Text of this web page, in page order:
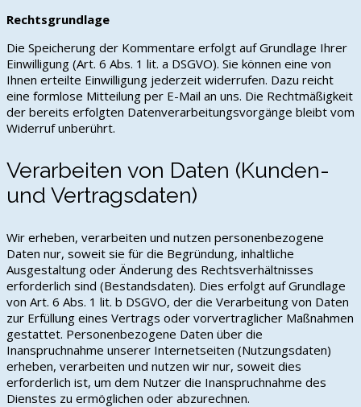
Rechtsgrundlage
Die Speicherung der Kommentare erfolgt auf Grundlage Ihrer
Einwilligung (Art. 6 Abs. 1 lit. a DSGVO). Sie können eine von
Ihnen erteilte Einwilligung jederzeit widerrufen. Dazu reicht
eine formlose Mitteilung per E-Mail an uns. Die Rechtmäßigkeit
der bereits erfolgten Datenverarbeitungsvorgänge bleibt vom
Widerruf unberührt.
Verarbeiten von Daten (Kunden-
und Vertragsdaten)
Wir erheben, verarbeiten und nutzen personenbezogene
Daten nur, soweit sie für die Begründung, inhaltliche
Ausgestaltung oder Änderung des Rechtsverhältnisses
erforderlich sind (Bestandsdaten). Dies erfolgt auf Grundlage
von Art. 6 Abs. 1 lit. b DSGVO, der die Verarbeitung von Daten
zur Erfüllung eines Vertrags oder vorvertraglicher Maßnahmen
gestattet. Personenbezogene Daten über die
Inanspruchnahme unserer Internetseiten (Nutzungsdaten)
erheben, verarbeiten und nutzen wir nur, soweit dies
erforderlich ist, um dem Nutzer die Inanspruchnahme des
Dienstes zu ermöglichen oder abzurechnen.